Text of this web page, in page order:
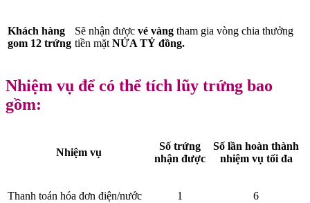
Khách hàng
gom 12 trứng
Sẽ nhận được vé vàng tham gia vòng chia thưởng
tiền mặt NỬA TỶ đồng.
Nhiệm vụ để có thể tích lũy trứng bao
gồm:
Nhiệm vụ
Số trứng
nhận được
Số lần hoàn thành
nhiệm vụ tối đa
Thanh toán hóa đơn điện/nước 1 6